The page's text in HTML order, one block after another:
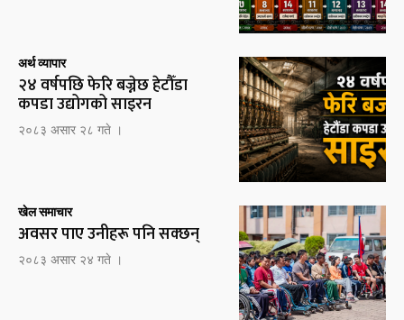
अर्थ व्यापार
२४ वर्षपछि फेरि बज्नेछ हेटौँडा
कपडा उद्योगको साइरन
२०८३ असार २८ गते ।
खेल समाचार
अवसर पाए उनीहरू पनि सक्छन्
२०८३ असार २४ गते ।